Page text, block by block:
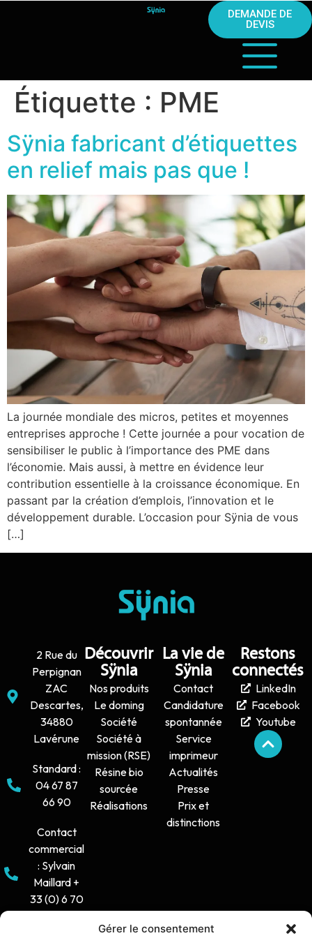
Gérer le consentement
DEMANDE DE
DEVIS
Étiquette : PME
Sÿnia fabricant d’étiquettes
en relief mais pas que !
La journée mondiale des micros, petites et moyennes
entreprises approche ! Cette journée a pour vocation de
sensibiliser le public à l’importance des PME dans
l’économie. Mais aussi, à mettre en évidence leur
contribution essentielle à la croissance économique. En
passant par la création d’emplois, l’innovation et le
développement durable. L’occasion pour Sÿnia de vous
[…]
2 Rue du
Perpignan
ZAC
Descartes,
34880
Lavérune
Standard :
04 67 87
66 90
Contact
commercial
: Sylvain
Maillard +
33 (0) 6 70
Découvrir
Sÿnia
Nos produits
Le doming
Société
Société à
mission (RSE)
Résine bio
sourcée
Réalisations
La vie de
Sÿnia
Contact
Candidature
spontannée
Service
imprimeur
Actualités
Presse
Prix et
distinctions
Restons
connectés
LinkedIn
Facebook
Youtube